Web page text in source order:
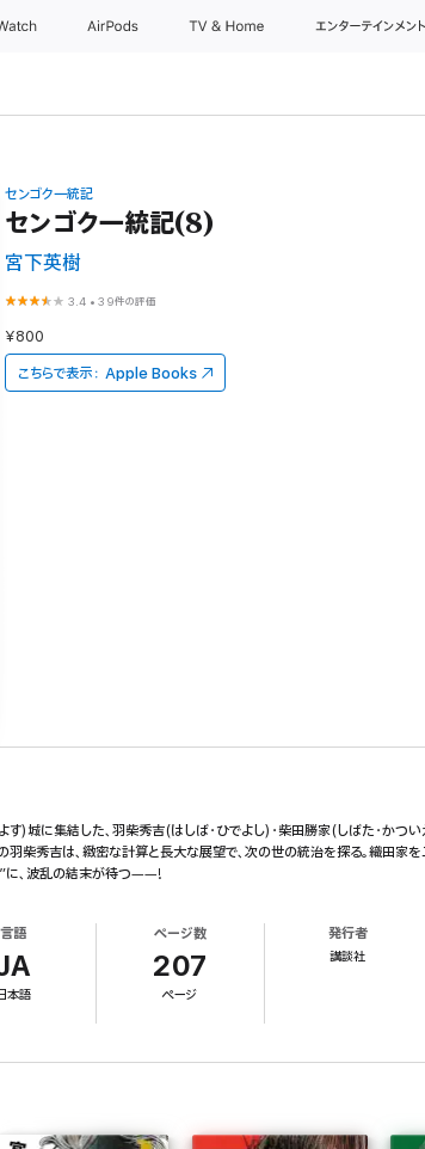
AirPods TV & Home エンターテインメント
センゴク一統記
センゴク一統記(8)
宮下英樹
3.4 •39件の評価
¥800
こちらで表示： Apple Books
城に集結した、羽柴秀吉(はしば・ひでよし)・柴田勝家(しばた・かつ
柴秀吉は、緻密な計算と長大な展望で、次の世の統治を探る。織田家
に、波乱の結末が待つ――!
言語
日本語
ページ数
207
ページ
発行者
講談社